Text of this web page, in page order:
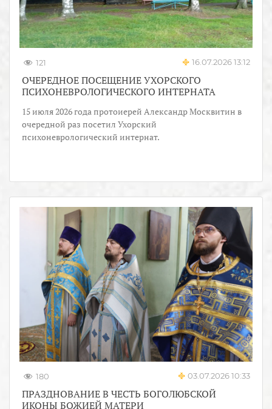
121 16.07.2026 13:12
ОЧЕРЕДНОЕ ПОСЕЩЕНИЕ УХОРСКОГО
ПСИХОНЕВРОЛОГИЧЕСКОГО ИНТЕРНАТА
15 июля 2026 года протоиерей Александр Москвитин в
очередной раз посетил Ухорский
психоневрологический интернат.
180 03.07.2026 10:33
ПРАЗДНОВАНИЕ В ЧЕСТЬ БОГОЛЮБСКОЙ
ИКОНЫ БОЖИЕЙ МАТЕРИ